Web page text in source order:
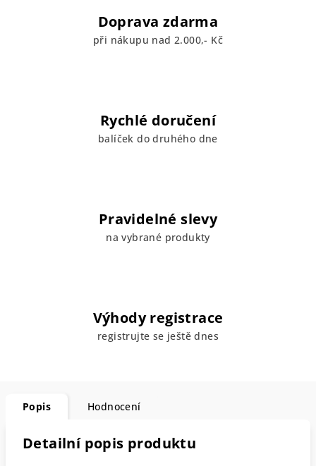
Doprava zdarma
při nákupu nad 2.000,- Kč
Rychlé doručení
balíček do druhého dne
Pravidelné slevy
na vybrané produkty
Výhody registrace
registrujte se ještě dnes
Popis Hodnocení
Detailní popis produktu